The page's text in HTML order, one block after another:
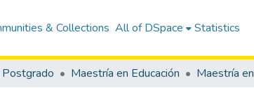
& Collections All of DSpace Statistics
Maestría en Educación